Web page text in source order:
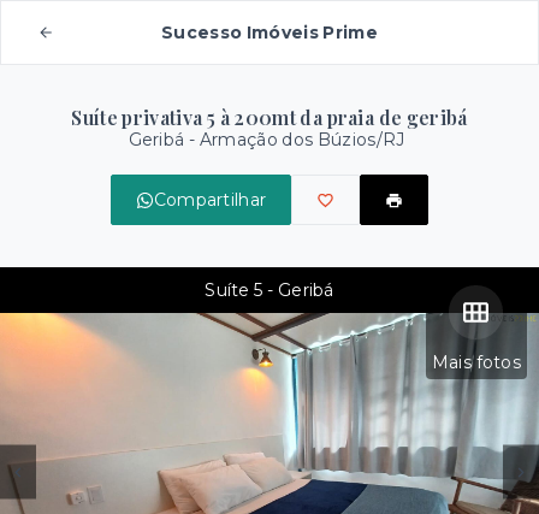
Sucesso Imóveis Prime
Suíte privativa 5 à 200mt da praia de geribá
Geribá - Armação dos Búzios/RJ
Compartilhar
Mais fotos
Suíte 5 - Geribá